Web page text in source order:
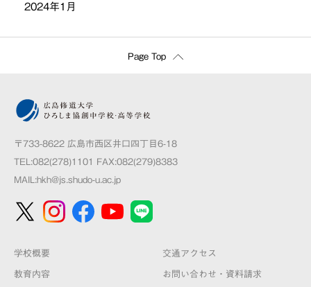
2024年1月
Page Top
〒733-8622 広島市西区井口四丁目6-18
TEL:082(278)1101 FAX:082(279)8383
MAIL:hkh@js.shudo-u.ac.jp
学校概要
教育内容
交通アクセス
お問い合わせ・資料請求